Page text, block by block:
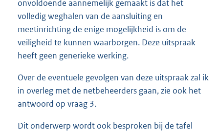
onvoldoende aannemelijk gemaakt is dat het
volledig weghalen van de aansluiting en
meetinrichting de enige mogelijkheid is om de
veiligheid te kunnen waarborgen. Deze uitspraak
heeft geen generieke werking.
Over de eventuele gevolgen van deze uitspraak zal ik
in overleg met de netbeheerders gaan, zie ook het
antwoord op vraag 3.
Dit onderwerp wordt ook besproken bij de tafel